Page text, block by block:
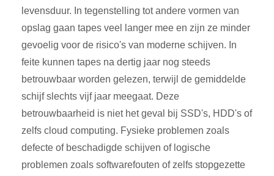
levensduur. In tegenstelling tot andere vormen van
opslag gaan tapes veel langer mee en zijn ze minder
gevoelig voor de risico's van moderne schijven. In
feite kunnen tapes na dertig jaar nog steeds
betrouwbaar worden gelezen, terwijl de gemiddelde
schijf slechts vijf jaar meegaat. Deze
betrouwbaarheid is niet het geval bij SSD's, HDD's of
zelfs cloud computing. Fysieke problemen zoals
defecte of beschadigde schijven of logische
problemen zoals softwarefouten of zelfs stopgezette